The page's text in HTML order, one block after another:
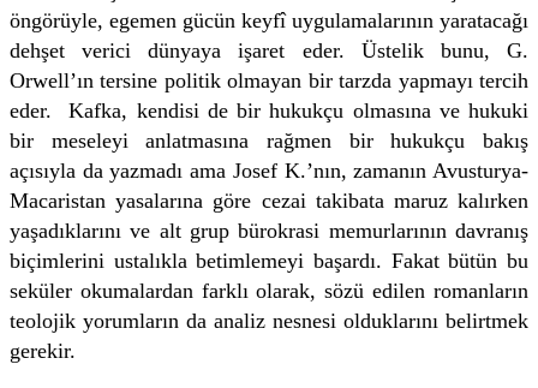
öngörüyle, egemen gücün keyfî uygulamalarının yaratacağı
dehşet verici dünyaya işaret eder. Üstelik bunu, G.
Orwell’ın tersine politik olmayan bir tarzda yapmayı tercih
eder. Kafka, kendisi de bir hukukçu olmasına ve hukuki
bir meseleyi anlatmasına rağmen bir hukukçu bakış
açısıyla da yazmadı ama Josef K.’nın, zamanın Avusturya-
Macaristan yasalarına göre cezai takibata maruz kalırken
yaşadıklarını ve alt grup bürokrasi memurlarının davranış
biçimlerini ustalıkla betimlemeyi başardı. Fakat bütün bu
seküler okumalardan farklı olarak, sözü edilen romanların
teolojik yorumların da analiz nesnesi olduklarını belirtmek
gerekir.